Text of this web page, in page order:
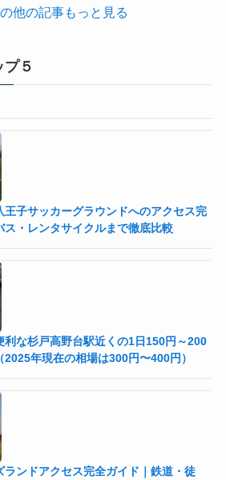
他の記事もっと見る
５
王子󠁣󠁴󠁿󠁣󠁴󠁿サッカーグラウンドへのアクセス完
・レンタサイクルまで徹底比較
利な杉戸高野台駅近くの1日150円～200
年現在の相場は300円〜400円）
ランドアクセス完全ガイド｜鉄道・徒